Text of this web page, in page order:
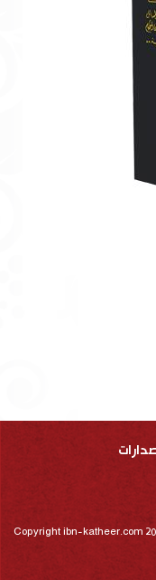
Copyright ibn-katheer.com